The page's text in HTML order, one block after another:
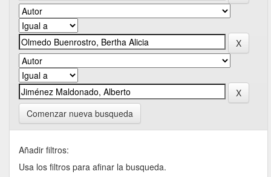
Comenzar nueva busqueda
Añadir filtros:
Usa los filtros para afinar la busqueda.